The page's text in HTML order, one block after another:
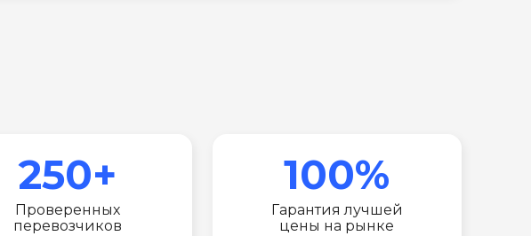
250+
Проверенных
перевозчиков
100%
Гарантия лучшей
цены на рынке